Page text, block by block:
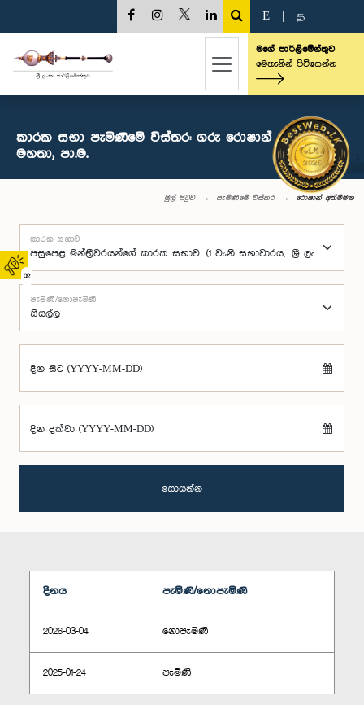
02
E த
මගේ පාර්ලිමේන්තුව
මෙතැනින් පිවිසෙන්න
කාරක සභා පැමිණීමේ විස්තර: ගරු රොෂාන් අක්මීමන
මහතා, පා.ම.
මුල් පිටුව පැමිණීමේ විස්තර රොෂාන් අක්මීමන
කාරක සභාව
පැමිණි/නොපැමිණි
දින සිට (YYYY-MM-DD)
දින දක්වා (YYYY-MM-DD)
සොයන්න
දිනය පැමිණි/නොපැමිණි
2026-03-04 නොපැමිණි
2025-01-24 පැමිණි